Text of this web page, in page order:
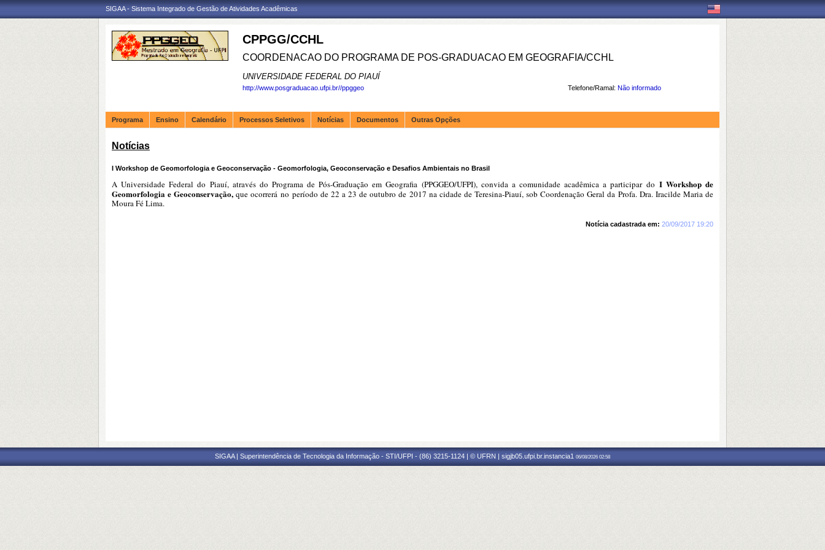
SIGAA - Sistema Integrado de Gestão de Atividades Acadêmicas
CPPGG/CCHL
COORDENACAO DO PROGRAMA DE POS-GRADUACAO EM GEOGRAFIA/CCHL
UNIVERSIDADE FEDERAL DO PIAUÍ
Telefone/Ramal: Não informado
http://www.posgraduacao.ufpi.br//ppggeo
Programa Ensino Calendário Processos Seletivos Notícias Documentos Outras Opções
Notícias
I Workshop de Geomorfologia e Geoconservação - Geomorfologia, Geoconservação e Desafios Ambientais no Brasil
A Universidade Federal do Piauí, através do Programa de Pós-Graduação em Geografia (PPGGEO/UFPI), convida a comunidade acadêmica a participar do I Workshop de
Geomorfologia e Geoconservação, que ocorrerá no período de 22 a 23 de outubro de 2017 na cidade de Teresina-Piauí, sob Coordenação Geral da Profa. Dra. Iracilde Maria de
Moura Fé Lima.
Notícia cadastrada em: 20/09/2017 19:20
SIGAA | Superintendência de Tecnologia da Informação - STI/UFPI - (86) 3215-1124 | © UFRN | sigjb05.ufpi.br.instancia1 06/08/2026 02:58